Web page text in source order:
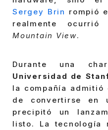
Sergey Brin rompió
realmente
Mountain View.
Durante una
Universidad de
la compañía admitió
de convertirse en
precipitó un
listo. La tecnología